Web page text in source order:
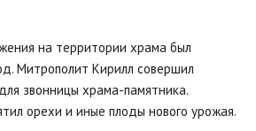
на территории храма был
Митрополит Кирилл совершил
звонницы храма-памятника.
орехи и иные плоды нового урожая.